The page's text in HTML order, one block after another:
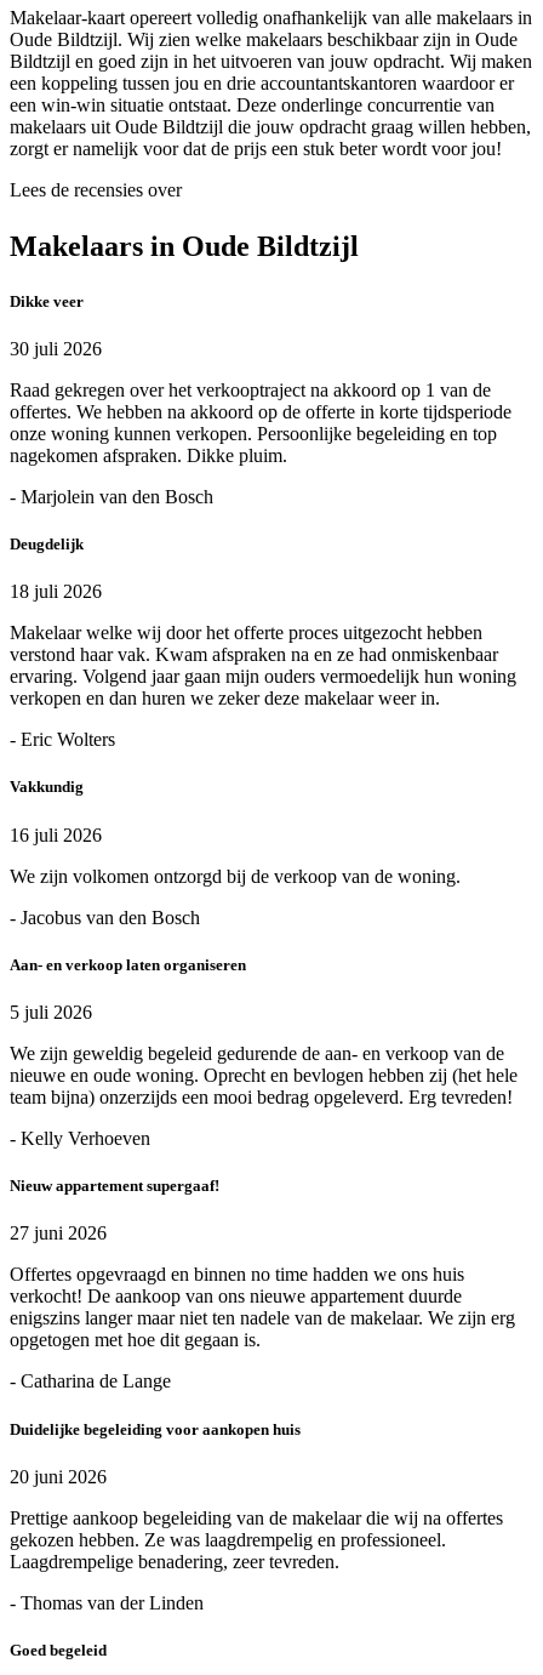
Makelaar-kaart opereert volledig onafhankelijk van alle makelaars in
Oude Bildtzijl. Wij zien welke makelaars beschikbaar zijn in Oude
Bildtzijl en goed zijn in het uitvoeren van jouw opdracht. Wij maken
een koppeling tussen jou en drie accountantskantoren waardoor er
een win-win situatie ontstaat. Deze onderlinge concurrentie van
makelaars uit Oude Bildtzijl die jouw opdracht graag willen hebben,
zorgt er namelijk voor dat de prijs een stuk beter wordt voor jou!
Lees de recensies over
Makelaars in Oude Bildtzijl
Dikke veer
30 juli 2026
Raad gekregen over het verkooptraject na akkoord op 1 van de
offertes. We hebben na akkoord op de offerte in korte tijdsperiode
onze woning kunnen verkopen. Persoonlijke begeleiding en top
nagekomen afspraken. Dikke pluim.
- Marjolein van den Bosch
Deugdelijk
18 juli 2026
Makelaar welke wij door het offerte proces uitgezocht hebben
verstond haar vak. Kwam afspraken na en ze had onmiskenbaar
ervaring. Volgend jaar gaan mijn ouders vermoedelijk hun woning
verkopen en dan huren we zeker deze makelaar weer in.
- Eric Wolters
Vakkundig
16 juli 2026
We zijn volkomen ontzorgd bij de verkoop van de woning.
- Jacobus van den Bosch
Aan- en verkoop laten organiseren
5 juli 2026
We zijn geweldig begeleid gedurende de aan- en verkoop van de
nieuwe en oude woning. Oprecht en bevlogen hebben zij (het hele
team bijna) onzerzijds een mooi bedrag opgeleverd. Erg tevreden!
- Kelly Verhoeven
Nieuw appartement supergaaf!
27 juni 2026
Offertes opgevraagd en binnen no time hadden we ons huis
verkocht! De aankoop van ons nieuwe appartement duurde
enigszins langer maar niet ten nadele van de makelaar. We zijn erg
opgetogen met hoe dit gegaan is.
- Catharina de Lange
Duidelijke begeleiding voor aankopen huis
20 juni 2026
Prettige aankoop begeleiding van de makelaar die wij na offertes
gekozen hebben. Ze was laagdrempelig en professioneel.
Laagdrempelige benadering, zeer tevreden.
- Thomas van der Linden
Goed begeleid